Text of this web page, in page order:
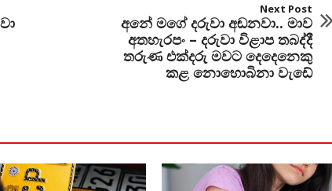
Next Post
අනේ මගේ දරුවා අඬනවා.. මාව
අතහැරපං – දරුවා විළාප තබද්දී
තරුණ එක්දරු මවට දෙදෙනෙකු
කළ නොහොබිනා වැඩේ